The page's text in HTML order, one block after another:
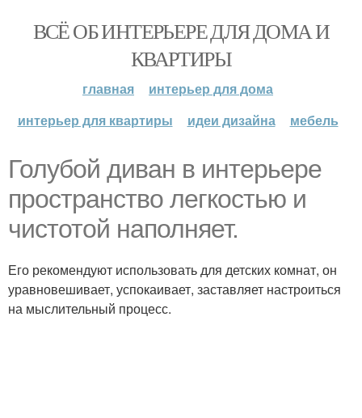
ВСЁ ОБ ИНТЕРЬЕРЕ ДЛЯ ДОМА И
КВАРТИРЫ
главная
интерьер для дома
интерьер для квартиры
идеи дизайна мебель
Голубой диван в интерьере
пространство легкостью и
чистотой наполняет.
Его рекомендуют использовать для детских комнат, он
уравновешивает, успокаивает, заставляет настроиться
на мыслительный процесс.